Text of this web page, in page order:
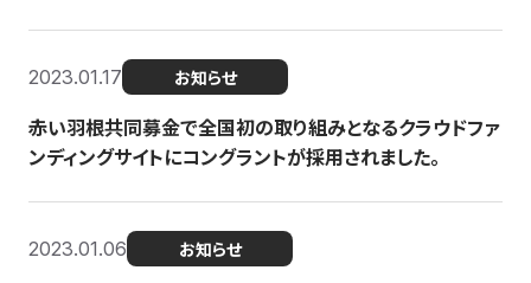
2023.01.17 お知らせ
赤い羽根共同募金で全国初の取り組みとなるクラウドファ
ンディングサイトにコングラントが採用されました。
2023.01.06 お知らせ